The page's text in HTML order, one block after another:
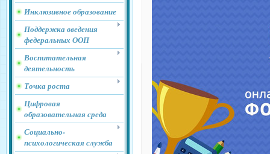
Инклюзивное образование
Поддержка введения
федеральных ООП
Воспитательная
деятельность
Точка роста
Цифровая
образовательная среда
Социально-
психологическая служба